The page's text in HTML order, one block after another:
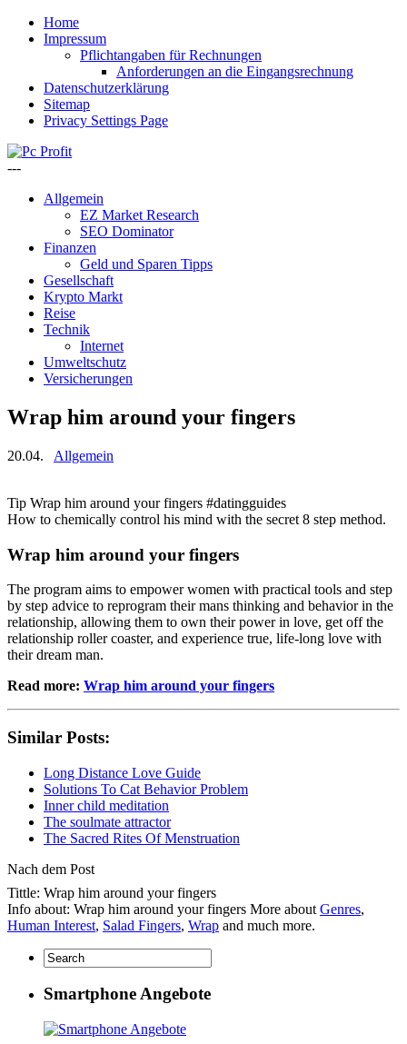
Home
Impressum
Pflichtangaben für Rechnungen
Anforderungen an die Eingangsrechnung
Datenschutzerklärung
Sitemap
Privacy Settings Page
---
Allgemein
EZ Market Research
SEO Dominator
Finanzen
Geld und Sparen Tipps
Gesellschaft
Krypto Markt
Reise
Technik
Internet
Umweltschutz
Versicherungen
Wrap him around your fingers
20.04. Allgemein
Tip Wrap him around your fingers #datingguides
How to chemically control his mind with the secret 8 step method.
Wrap him around your fingers
The program aims to empower women with practical tools and step
by step advice to reprogram their mans thinking and behavior in the
relationship, allowing them to own their power in love, get off the
relationship roller coaster, and experience true, life-long love with
their dream man.
Read more: Wrap him around your fingers
Similar Posts:
Long Distance Love Guide
Solutions To Cat Behavior Problem
Inner child meditation
The soulmate attractor
The Sacred Rites Of Menstruation
Nach dem Post
Tittle: Wrap him around your fingers
Info about: Wrap him around your fingers More about Genres,
Human Interest, Salad Fingers, Wrap and much more.
Smartphone Angebote